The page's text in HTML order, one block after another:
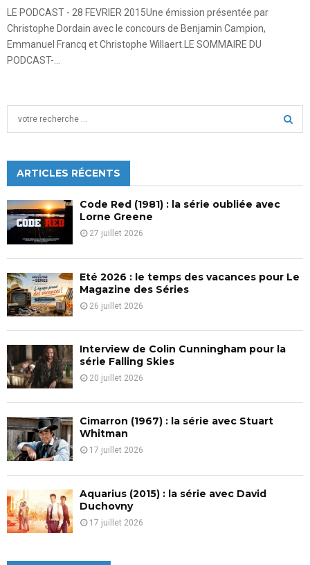
LE PODCAST - 28 FEVRIER 2015Une émission présentée par
Christophe Dordain avec le concours de Benjamin Campion,
Emmanuel Francq et Christophe Willaert.LE SOMMAIRE DU
PODCAST-...
h
f
o
r
:
C
ARTICLES RÉCENTS
Code Red (1981) : la série oubliée avec
Lorne Greene
27 juillet 2026
Eté 2026 : le temps des vacances pour Le
Magazine des Séries
26 juillet 2026
Interview de Colin Cunningham pour la
série Falling Skies
20 juillet 2026
Cimarron (1967) : la série avec Stuart
Whitman
17 juillet 2026
Aquarius (2015) : la série avec David
Duchovny
17 juillet 2026